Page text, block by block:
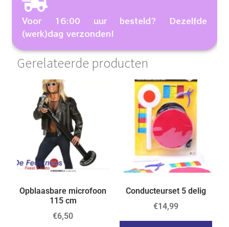
Voor 16:00 uur besteld? Dezelfde
(werk)dag verzonden!
Gerelateerde producten
Opblaasbare microfoon
115 cm
€6,50
Conducteurset 5 delig
€14,99